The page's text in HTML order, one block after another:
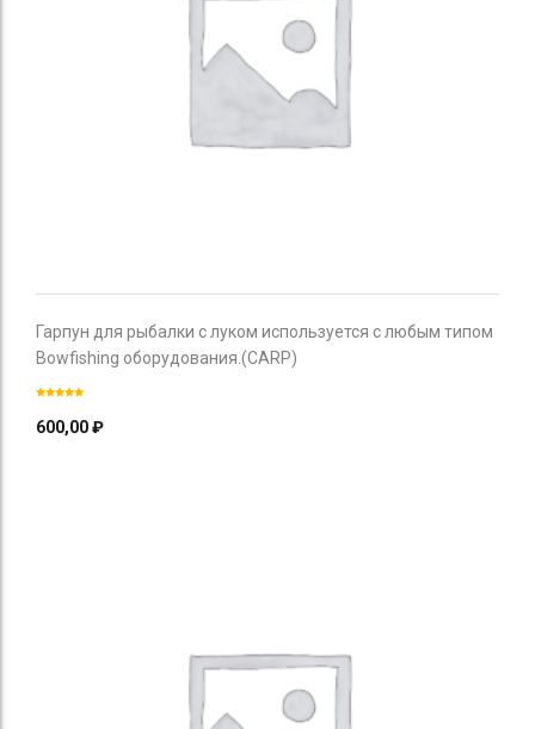
Гарпун для рыбалки с луком используется с любым типом
Bowfishing оборудования.(CARP)
600,00₽